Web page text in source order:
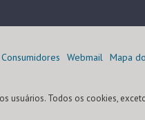
Webmail Mapa
Todos os cookies,